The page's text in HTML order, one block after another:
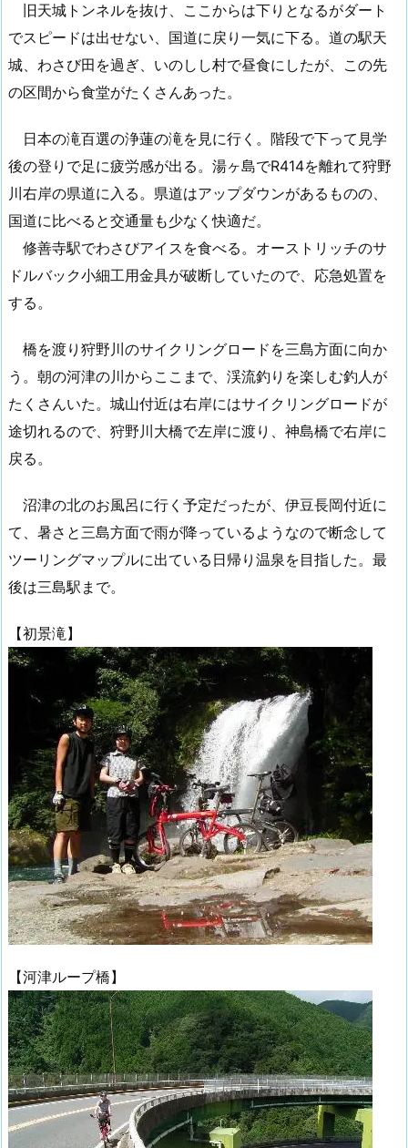
旧天城トンネルを抜け、ここからは下りとなるがダート
でスピードは出せない、国道に戻り一気に下る。道の駅天
城、わさび田を過ぎ、いのしし村で昼食にしたが、この先
の区間から食堂がたくさんあった。
日本の滝百選の浄蓮の滝を見に行く。階段で下って見学
後の登りで足に疲労感が出る。湯ヶ島でR414を離れて狩野
川右岸の県道に入る。県道はアップダウンがあるものの、
国道に比べると交通量も少なく快適だ。
修善寺駅でわさびアイスを食べる。オーストリッチのサ
ドルバック小細工用金具が破断していたので、応急処置を
する。
橋を渡り狩野川のサイクリングロードを三島方面に向か
う。朝の河津の川からここまで、渓流釣りを楽しむ釣人が
たくさんいた。城山付近は右岸にはサイクリングロードが
途切れるので、狩野川大橋で左岸に渡り、神島橋で右岸に
戻る。
沼津の北のお風呂に行く予定だったが、伊豆長岡付近に
て、暑さと三島方面で雨が降っているようなので断念して
ツーリングマップルに出ている日帰り温泉を目指した。最
後は三島駅まで。
【初景滝】
【河津ループ橋】